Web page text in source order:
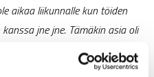
aikaa liikunnalle kun töiden
jne jne. Tämäkin asia oli
omassa päässä ja
Nykyisin kaipaan liikuntaa